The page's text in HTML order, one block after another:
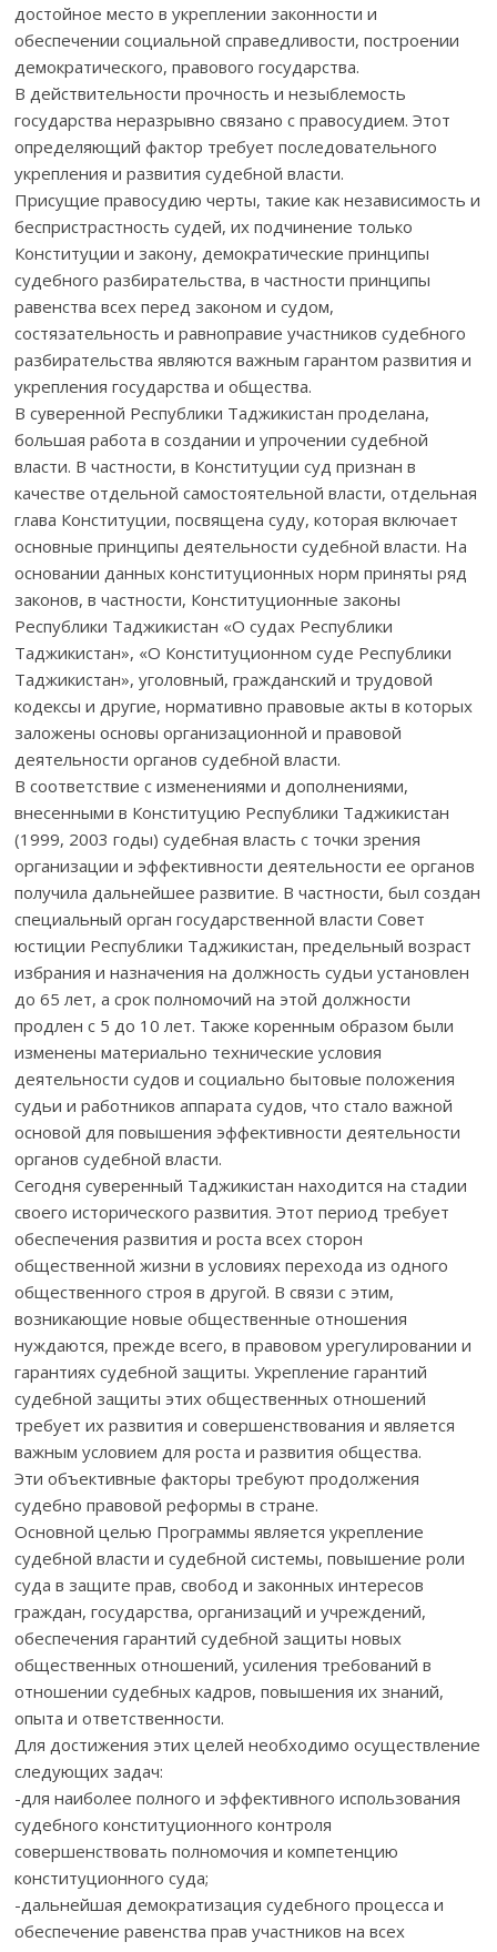
достойное место в укреплении законности и
обеспечении социальной справедливости, построении
демократического, правового государства.
В действительности прочность и незыблемость
государства неразрывно связано с правосудием. Этот
определяющий фактор требует последовательного
укрепления и развития судебной власти.
Присущие правосудию черты, такие как независимость и
беспристрастность судей, их подчинение только
Конституции и закону, демократические принципы
судебного разбирательства, в частности принципы
равенства всех перед законом и судом,
состязательность и равноправие участников судебного
разбирательства являются важным гарантом развития и
укрепления государства и общества.
В суверенной Республики Таджикистан проделана,
большая работа в создании и упрочении судебной
власти. В частности, в Конституции суд признан в
качестве отдельной самостоятельной власти, отдельная
глава Конституции, посвящена суду, которая включает
основные принципы деятельности судебной власти. На
основании данных конституционных норм приняты ряд
законов, в частности, Конституционные законы
Республики Таджикистан «О судах Республики
Таджикистан», «О Конституционном суде Республики
Таджикистан», уголовный, гражданский и трудовой
кодексы и другие, нормативно правовые акты в которых
заложены основы организационной и правовой
деятельности органов судебной власти.
В соответствие с изменениями и дополнениями,
внесенными в Конституцию Республики Таджикистан
(1999, 2003 годы) судебная власть с точки зрения
организации и эффективности деятельности ее органов
получила дальнейшее развитие. В частности, был создан
специальный орган государственной власти Совет
юстиции Республики Таджикистан, предельный возраст
избрания и назначения на должность судьи установлен
до 65 лет, а срок полномочий на этой должности
продлен с 5 до 10 лет. Также коренным образом были
изменены материально технические условия
деятельности судов и социально бытовые положения
судьи и работников аппарата судов, что стало важной
основой для повышения эффективности деятельности
органов судебной власти.
Сегодня суверенный Таджикистан находится на стадии
своего исторического развития. Этот период требует
обеспечения развития и роста всех сторон
общественной жизни в условиях перехода из одного
общественного строя в другой. В связи с этим,
возникающие новые общественные отношения
нуждаются, прежде всего, в правовом урегулировании и
гарантиях судебной защиты. Укрепление гарантий
судебной защиты этих общественных отношений
требует их развития и совершенствования и является
важным условием для роста и развития общества.
Эти объективные факторы требуют продолжения
судебно правовой реформы в стране.
Основной целью Программы является укрепление
судебной власти и судебной системы, повышение роли
суда в защите прав, свобод и законных интересов
граждан, государства, организаций и учреждений,
обеспечения гарантий судебной защиты новых
общественных отношений, усиления требований в
отношении судебных кадров, повышения их знаний,
опыта и ответственности.
Для достижения этих целей необходимо осуществление
следующих задач:
-для наиболее полного и эффективного использования
судебного конституционного контроля
совершенствовать полномочия и компетенцию
конституционного суда;
-дальнейшая демократизация судебного процесса и
обеспечение равенства прав участников на всех